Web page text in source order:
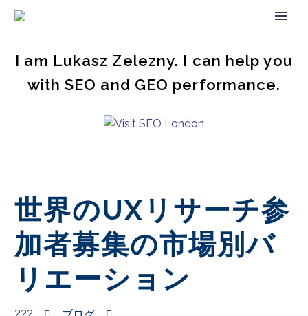
I am Lukasz Zelezny. I can help you
with SEO and GEO performance.
世界のUXリサーチ参
加者募集の市場別バ
リエーション